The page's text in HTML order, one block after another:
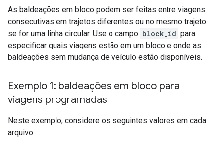
As baldeações em bloco podem ser feitas entre viagens
consecutivas em trajetos diferentes ou no mesmo trajeto
se for uma linha circular. Use o campo block_id para
especificar quais viagens estão em um bloco e onde as
baldeações sem mudança de veículo estão disponíveis.
Exemplo 1: baldeações em bloco para
viagens programadas
Neste exemplo, considere os seguintes valores em cada
arquivo: